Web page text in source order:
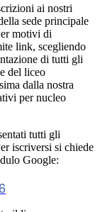
ai nostri
sede principale
motivi di
link, scegliendo
di tutti gli
del liceo
dalla nostra
per nucleo
tutti gli
iscriversi si chiede
Google: